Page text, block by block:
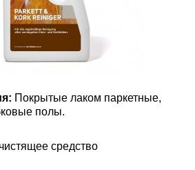
Покрытые лаком паркетные,
полы.
средство